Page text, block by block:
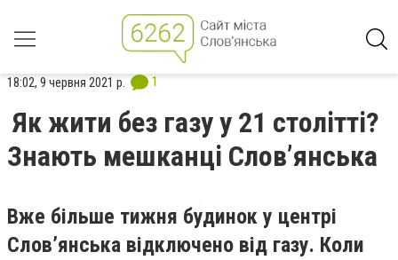
18:02, 9 червня 2021 р. 1
Як жити без газу у 21 столітті?
Знають мешканці Слов’янська
Вже більше тижня будинок у центрі
Слов’янська відключено від газу. Коли